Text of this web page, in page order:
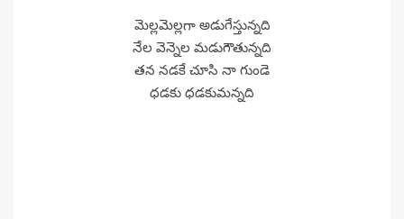
మెల్లమెల్లగా అడుగేస్తున్నది
నేల వెన్నెల మడుగౌతున్నది
తన నడకే చూసి నా గుండె
ధడకు ధడకుమన్నది